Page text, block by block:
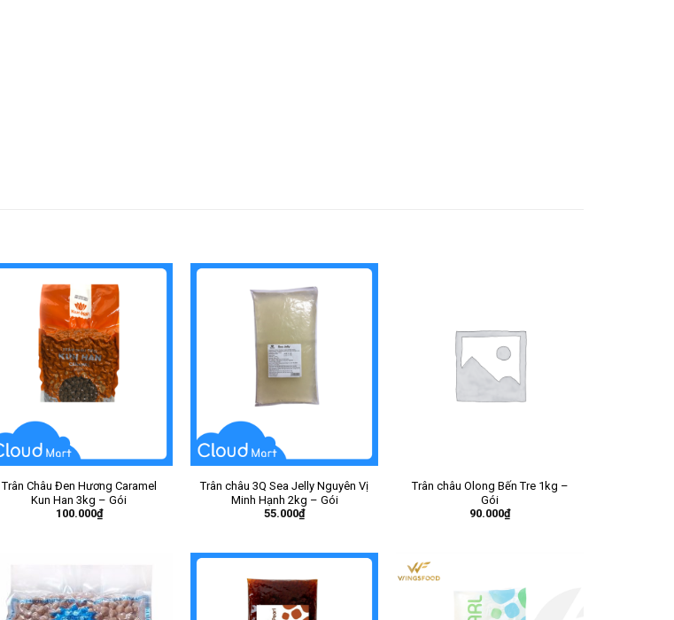
Trân Châu Đen Hương Caramel
Kun Han 3kg – Gói
100.000₫
Trân châu 3Q Sea Jelly Nguyên Vị
Minh Hạnh 2kg – Gói
55.000₫
Trân châu Olong Bến Tre 1kg –
Gói
90.000₫